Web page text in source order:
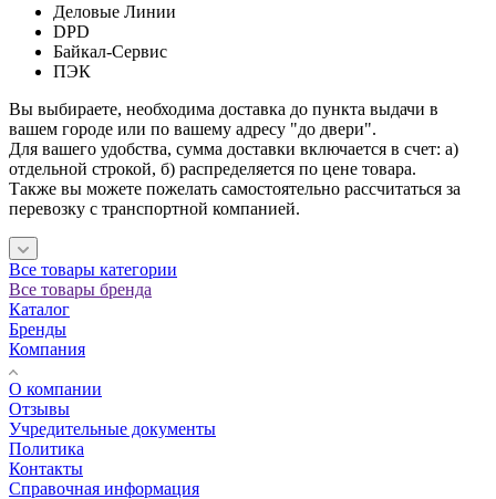
Деловые Линии
DPD
Байкал-Сервис
ПЭК
Вы выбираете, необходима доставка до пункта выдачи в
вашем городе или по вашему адресу "до двери".
Для вашего удобства, сумма доставки включается в счет: а)
отдельной строкой, б) распределяется по цене товара.
Также вы можете пожелать самостоятельно рассчитаться за
перевозку с транспортной компанией.
Все товары категории
Все товары бренда
Каталог
Бренды
Компания
О компании
Отзывы
Учредительные документы
Политика
Контакты
Справочная информация